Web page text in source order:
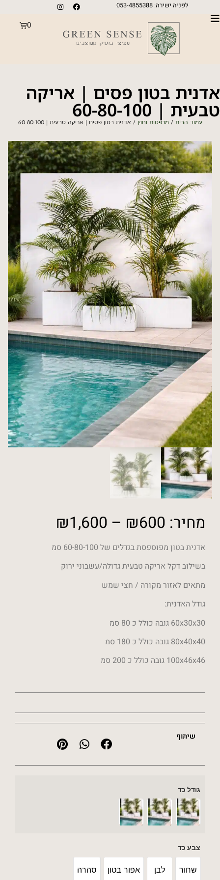
לפניה ישירה: 053-4855388
0
אדנית בטון פסים | אריקה
טבעית | 60-80-100
עמוד הבית /מרפסות וחוץ / אדנית בטון פסים | אריקה טבעית | 60-80-100
מחיר: ₪600
–
₪1,600
אדנית בטון מפוספסת בגדלים של 60-80-100 סמ
בשילוב דקל אריקה טבעית גדולה/עשבוני ירוק
מתאים לאזור מקורה / חצי שמש
גודל האדנית:
60x30x30 גובה כולל כ 80 סמ
80x40x40 גובה כולל כ 180 סמ
100x46x46 גובה כולל כ 200 סמ
שיתוף
גודל כד
צבע כד
שחור לבן אפור בטון סהרה